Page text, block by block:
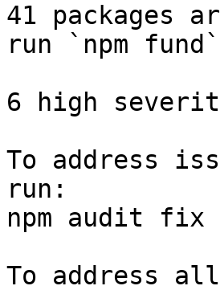
41 packages
run `npm
6 high
To address
run:
npm audit fix
To address